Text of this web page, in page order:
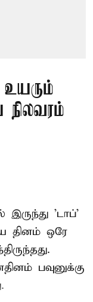
இருந்து 'டாப்'
தினம் ஒரே
பவுனுக்கு